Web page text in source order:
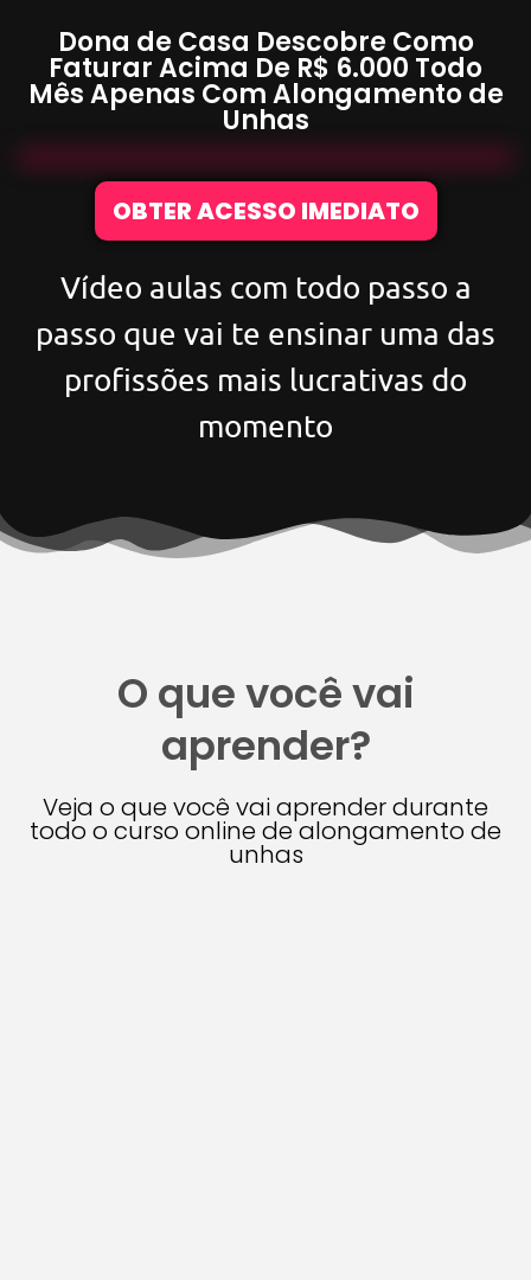
Dona de Casa Descobre Como
Faturar Acima De R$ 6.000 Todo
Mês Apenas ComAlongamento de
Unhas
OBTER ACESSO IMEDIATO
Vídeo aulas com todo passo a
passo que vai te ensinar uma das
profissões mais lucrativas do
momento
O que você vai
aprender?
Veja o que você vai aprender durante
todo o curso online de alongamento de
unhas